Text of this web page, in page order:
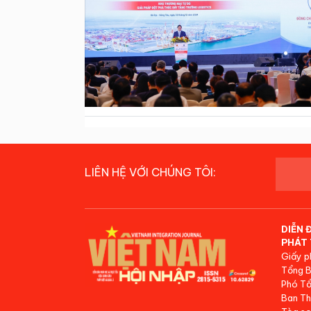
LIÊN HỆ VỚI CHÚNG TÔI:
DIỄN
PHÁT
Giấy
Tổng
Phó
Ban